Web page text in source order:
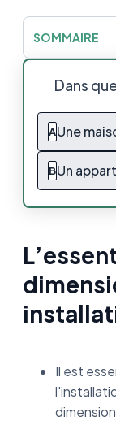
Dans
AUne
BUn
Il est
SOMMAIRE
Comment
solaires ?
Comment
des
des
Quelle
installation
Quelle
meilleur